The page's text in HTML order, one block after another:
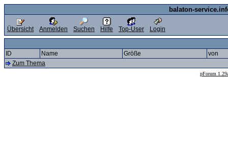
balaton-
Übersicht Anmelden Suchen Hilfe Top-User Login
ID Name Größe
von
Zum Thema
pForum